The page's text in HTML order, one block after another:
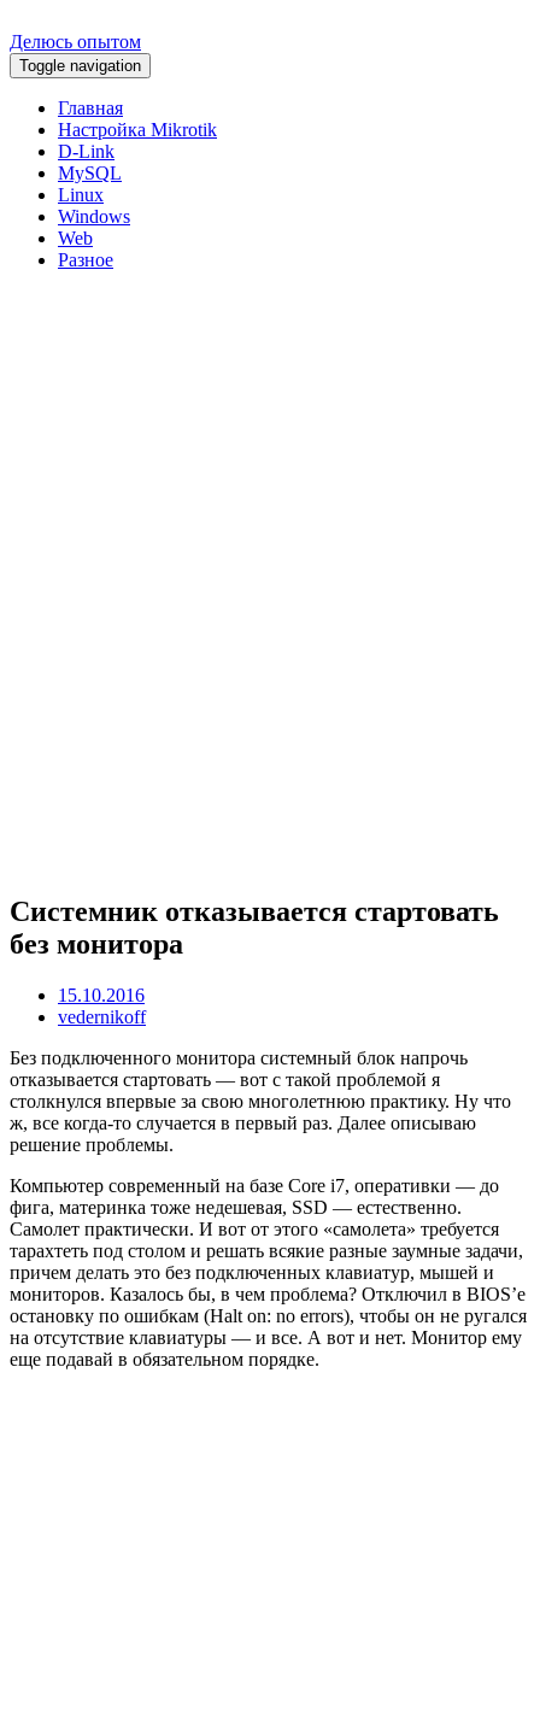
Делюсь опытом
Toggle navigation
Главная
Настройка Mikrotik
D-Link
MySQL
Linux
Windows
Web
Разное
Системник отказывается стартовать
без монитора
15.10.2016
vedernikoff
Без подключенного монитора системный блок напрочь
отказывается стартовать — вот с такой проблемой я
столкнулся впервые за свою многолетнюю практику. Ну что
ж, все когда-то случается в первый раз. Далее описываю
решение проблемы.
Компьютер современный на базе Core i7, оперативки — до
фига, материнка тоже недешевая, SSD — естественно.
Самолет практически. И вот от этого «самолета» требуется
тарахтеть под столом и решать всякие разные заумные задачи,
причем делать это без подключенных клавиатур, мышей и
мониторов. Казалось бы, в чем проблема? Отключил в BIOS’е
остановку по ошибкам (Halt on: no errors), чтобы он не ругался
на отсутствие клавиатуры — и все. А вот и нет. Монитор ему
еще подавай в обязательном порядке.